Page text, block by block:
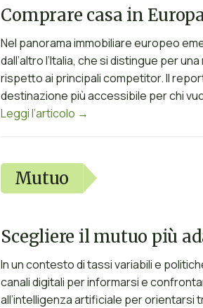
Comprare casa in
Nel panorama immobiliare europeo
dall’altro l’Italia, che si distingue per
rispetto ai principali competitor. Il
destinazione più accessibile per chi
Leggi l’articolo →
Mutuo
Scegliere il mutuo più
In un contesto di tassi variabili e
canali digitali per informarsi e
all’intelligenza artificiale per orientarsi